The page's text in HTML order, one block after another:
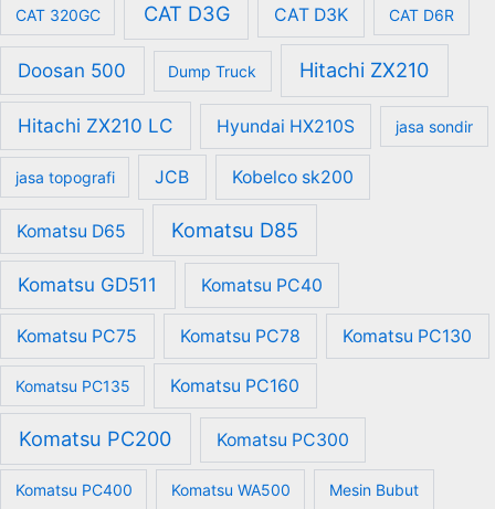
CAT 320GC CAT D3G CAT D3K CAT D6R
Doosan 500 Dump Truck Hitachi ZX210
Hitachi ZX210 LC Hyundai HX210S jasa sondir
jasa topografi JCB Kobelco sk200
Komatsu D65 Komatsu D85
Komatsu GD511 Komatsu PC40
Komatsu PC75 Komatsu PC78 Komatsu PC130
Komatsu PC135 Komatsu PC160
Komatsu PC200 Komatsu PC300
Komatsu PC400 Komatsu WA500 Mesin Bubut